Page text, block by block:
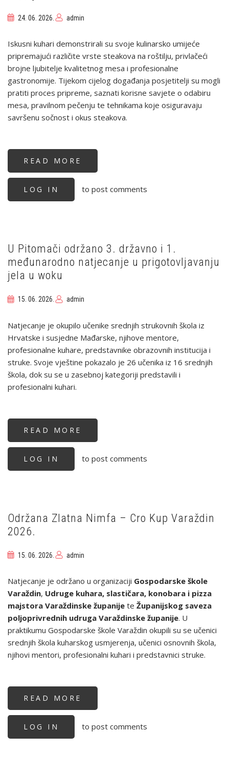
24. 06. 2026. admin
Iskusni kuhari demonstrirali su svoje kulinarsko umijeće
pripremajući različite vrste steakova na roštilju, privlačeći
brojne ljubitelje kvalitetnog mesa i profesionalne
gastronomije. Tijekom cijelog događanja posjetitelji su mogli
pratiti proces pripreme, saznati korisne savjete o odabiru
mesa, pravilnom pečenju te tehnikama koje osiguravaju
savršenu sočnost i okus steakova.
READ MORE
HKS-
ODUŠEVILI
POSJETITELJE
STEAKOVE
S
ROŠTILJA
LOG IN to post comments
U Pitomači održano 3. državno i 1.
međunarodno natjecanje u prigotovljavanju
jela u woku
15. 06. 2026. admin
Natjecanje je okupilo učenike srednjih strukovnih škola iz
Hrvatske i susjedne Mađarske, njihove mentore,
profesionalne kuhare, predstavnike obrazovnih institucija i
struke. Svoje vještine pokazalo je 26 učenika iz 16 srednjih
škola, dok su se u zasebnoj kategoriji predstavili i
profesionalni kuhari.
READ MORE
PITOMAČI
3.
DRŽAVNO
JELA
U
LOG IN to post comments
Održana Zlatna Nimfa – Cro Kup Varaždin
2026.
15. 06. 2026. admin
Natjecanje je održano u organizaciji Gospodarske škole
Varaždin, Udruge kuhara, slastičara, konobara i pizza
majstora Varaždinske županije te Županijskog saveza
poljoprivrednih udruga Varaždinske županije. U
praktikumu Gospodarske škole Varaždin okupili su se učenici
srednjih škola kuharskog usmjerenja, učenici osnovnih škola,
njihovi mentori, profesionalni kuhari i predstavnici struke.
READ MORE
ZLATNA
–
CRO
LOG IN to post comments